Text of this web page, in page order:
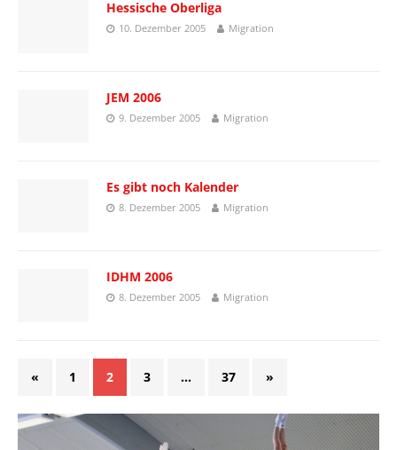
Hessische Oberliga
10. Dezember 2005 Migration
JEM 2006
9. Dezember 2005 Migration
Es gibt noch Kalender
8. Dezember 2005 Migration
IDHM 2006
8. Dezember 2005 Migration
« 1 2 3 … 37 »